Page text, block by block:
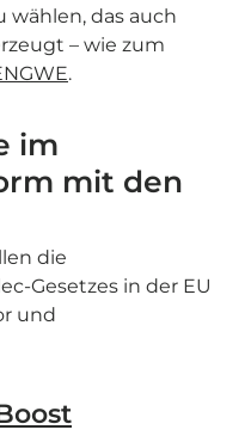
wählen, das auch
– wie zum
.
im
mit den
die
Gesetzes in der EU
und